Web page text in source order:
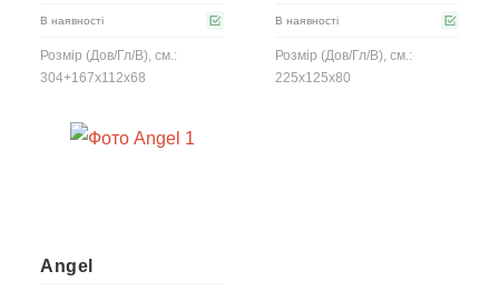
В наявності
Розмір (Дов/Гл/В), см.:
304+167x112x68
В наявності
Розмір (Дов/Гл/В), см.:
225x125x80
Angel